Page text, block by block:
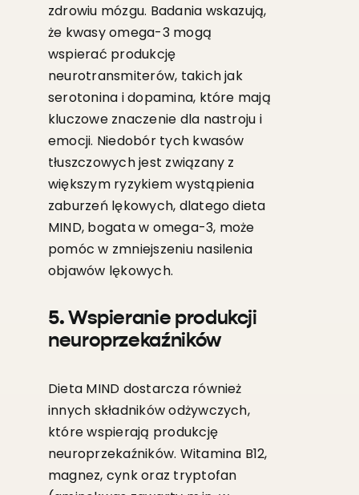
zdrowiu mózgu. Badania wskazują,
że kwasy omega-3 mogą
wspierać produkcję
neurotransmiterów, takich jak
serotonina i dopamina, które mają
kluczowe znaczenie dla nastroju i
emocji. Niedobór tych kwasów
tłuszczowych jest związany z
większym ryzykiem wystąpienia
zaburzeń lękowych, dlatego dieta
MIND, bogata w omega-3, może
pomóc w zmniejszeniu nasilenia
objawów lękowych.
5. Wspieranie produkcji
neuroprzekaźników
Dieta MIND dostarcza również
innych składników odżywczych,
które wspierają produkcję
neuroprzekaźników. Witamina B12,
magnez, cynk oraz tryptofan